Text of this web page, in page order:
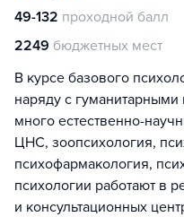
49-132 проходной балл
2249 бюджетных мест
В курсе базового
наряду с
много естественно-
ЦНС, зоопсихология,
психофармакология,
психологии работают в
и консультационных